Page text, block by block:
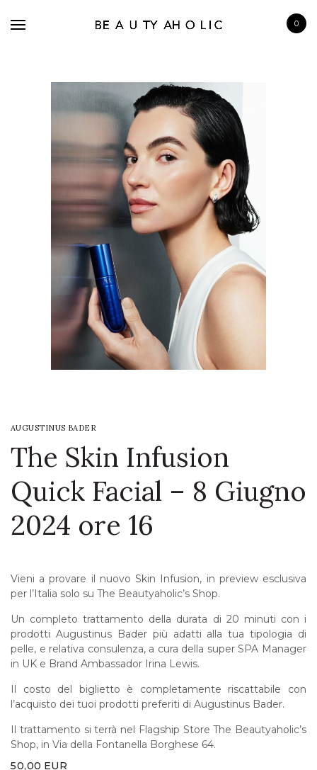
0
SKINCARE
AUGUSTINUS BADER
The Skin Infusion
Quick Facial – 8 Giugno
2024 ore 16
Vieni a provare il nuovo Skin Infusion, in preview esclusiva
per l’Italia solo su The Beautyaholic’s Shop.
Un completo trattamento della durata di 20 minuti con i
prodotti Augustinus Bader più adatti alla tua tipologia di
pelle, e relativa consulenza, a cura della super SPA Manager
in UK e Brand Ambassador Irina Lewis.
Il costo del biglietto è completamente riscattabile con
l’acquisto dei tuoi prodotti preferiti di Augustinus Bader.
Il trattamento si terrà nel Flagship Store The Beautyaholic’s
Shop, in Via della Fontanella Borghese 64.
50,00 EUR